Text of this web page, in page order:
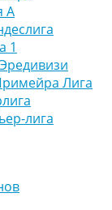
А
1
Лига
лига